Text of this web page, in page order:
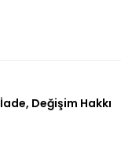
İade, Değişim Hakkı